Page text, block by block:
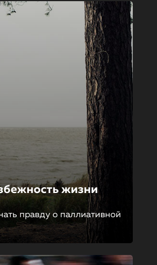
жизни
правду о паллиативной